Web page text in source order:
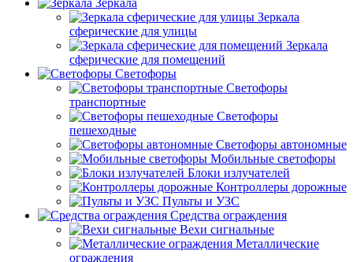
Зеркала
Зеркала
сферические для улицы
Зеркала
сферические для помещений
Светофоры
Светофоры
транспортные
Светофоры
пешеходные
Светофоры автономные
Мобильные светофоры
Блоки излучателей
Контроллеры дорожные
Пульты и УЗС
Средства ограждения
Вехи сигнальные
Металлические
ограждения